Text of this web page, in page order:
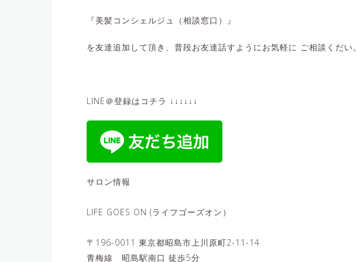
『美髪コンシェルジュ（相談窓口）』
を友達追加して頂き、普段お友達話すようにお気軽に ご相談くだい。
LINE＠登録はコチラ ↓↓↓↓↓↓
サロン情報
LIFE GOES ON (ライフゴーズオン）
〒196-0011 東京都昭島市上川原町2-11-14
青梅線 昭島駅南口 徒歩5分